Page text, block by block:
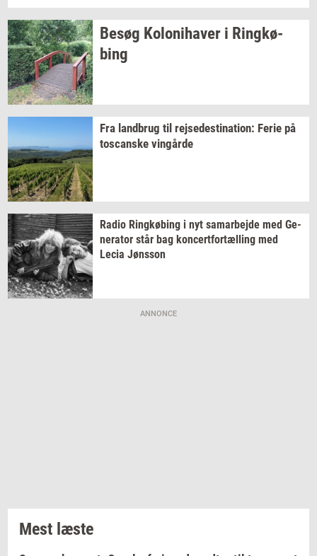
Besøg Ko­lo­ni­ha­ver i Ring­kø­
bing
Fra land­brug til rej­se­desti­na­tion: Ferie på
toscan­ske vin­går­de
Radio Ring­kø­bing i nyt sam­ar­bej­de med Ge­
ne­ra­tor står bag kon­cert­for­tæl­ling med
Lecia Jøns­son
ANNONCE
Mest læste